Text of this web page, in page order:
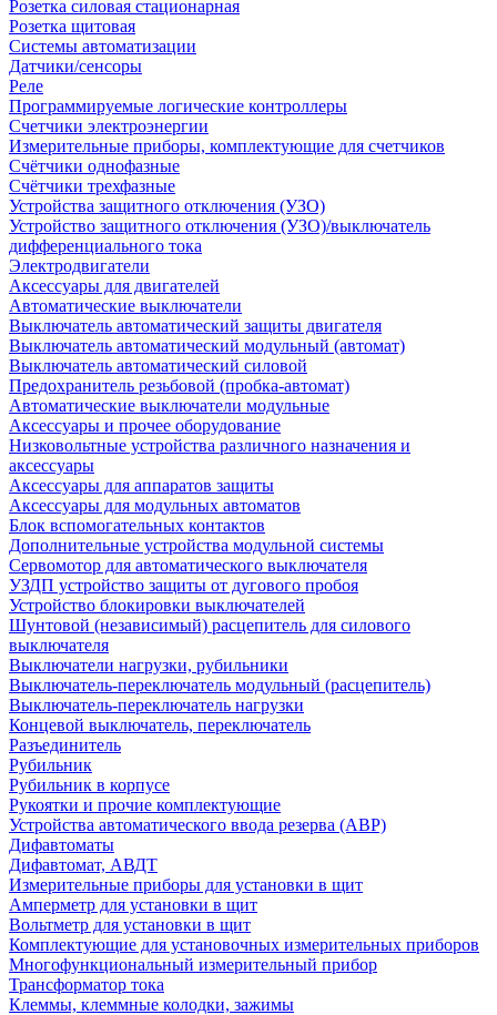
Розетка силовая стационарная
Розетка щитовая
Системы автоматизации
Датчики/сенсоры
Реле
Программируемые логические контроллеры
Счетчики электроэнергии
Измерительные приборы, комплектующие для счетчиков
Счётчики однофазные
Счётчики трехфазные
Устройства защитного отключения (УЗО)
Устройство защитного отключения (УЗО)/выключатель
дифференциального тока
Электродвигатели
Аксессуары для двигателей
Автоматические выключатели
Выключатель автоматический защиты двигателя
Выключатель автоматический модульный (автомат)
Выключатель автоматический силовой
Предохранитель резьбовой (пробка-автомат)
Автоматические выключатели модульные
Аксессуары и прочее оборудование
Низковольтные устройства различного назначения и
аксессуары
Аксессуары для аппаратов защиты
Аксессуары для модульных автоматов
Блок вспомогательных контактов
Дополнительные устройства модульной системы
Сервомотор для автоматического выключателя
УЗДП устройство защиты от дугового пробоя
Устройство блокировки выключателей
Шунтовой (независимый) расцепитель для силового
выключателя
Выключатели нагрузки, рубильники
Выключатель-переключатель модульный (расцепитель)
Выключатель-переключатель нагрузки
Концевой выключатель, переключатель
Разъединитель
Рубильник
Рубильник в корпусе
Рукоятки и прочие комплектующие
Устройства автоматического ввода резерва (АВР)
Дифавтоматы
Дифавтомат, АВДТ
Измерительные приборы для установки в щит
Амперметр для установки в щит
Вольтметр для установки в щит
Комплектующие для установочных измерительных приборов
Многофункциональный измерительный прибор
Трансформатор тока
Клеммы, клеммные колодки, зажимы